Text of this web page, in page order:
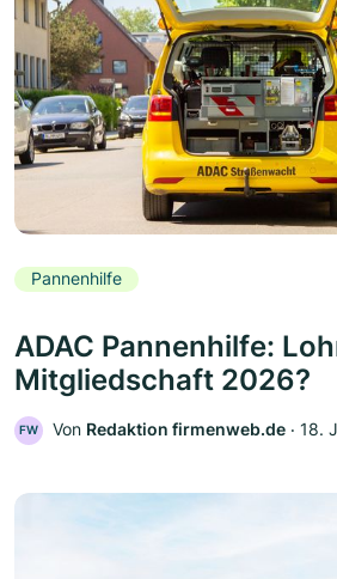
Pannenhilfe
ADAC Pannenhilfe:
Mitgliedschaft 2026?
FW Von Redaktion firmenweb.de ‧ 18.